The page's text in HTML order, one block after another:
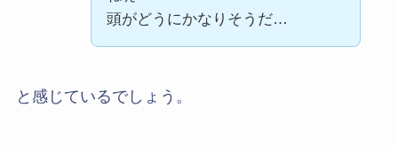
頭がどうにかなりそうだ…
と感じているでしょう。